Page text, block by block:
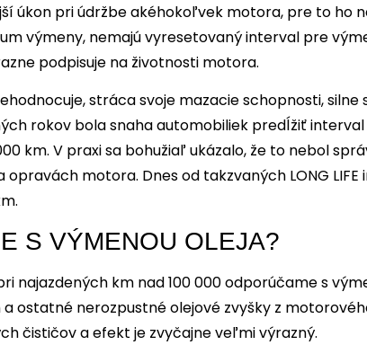
úkon pri údržbe akéhokoľvek motora, pre to ho
výmeny, nemajú vyresetovaný interval pre
podpisuje na životnosti motora.
stráca svoje mazacie schopnosti,
rokov bola snaha automobiliek predĺžiť interval
km. V praxi sa bohužiaľ ukázalo, že to nebol
motora. Dnes od takzvaných LONG
S VÝMENOU OLEJA?
najazdených km nad 100 000 odporúčame s
ostatné nerozpustné olejové zvyšky z
čističov a efekt je zvyčajne veľmi výrazný.